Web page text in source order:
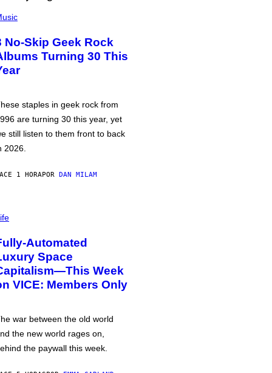
No-Skip Geek Rock
Turning 30 This
staples in geek rock from
are turning 30 this year, yet
still listen to them front to back
2026.
1 HORAPOR DAN MILAM
Automated
Space
Week
VICE: Members Only
war between the old world
the new world rages on,
the paywall this week.